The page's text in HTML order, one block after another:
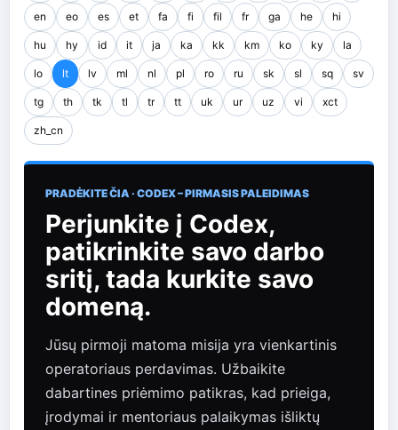
en eo es et fa fi fil fr ga he hi
hu hy id it ja ka kk km ko ky la
lo lt lv ml nl pl ro ru sk sl sq sv
tg th tk tl tr tt uk ur uz vi xct
zh_cn
PRADĖKITE ČIA · CODEX – PIRMASIS PALEIDIMAS
Perjunkite į Codex,
patikrinkite savo darbo
sritį, tada kurkite savo
domeną.
Jūsų pirmoji matoma misija yra vienkartinis
operatoriaus perdavimas. Užbaikite
dabartines priėmimo patikras, kad prieiga,
įrodymai ir mentoriaus palaikymas išliktų